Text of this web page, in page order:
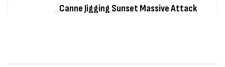
Canne Jigging Sunset Massive Attack